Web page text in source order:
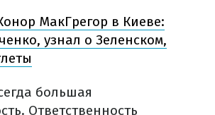
МакГрегор в Киеве:
узнал о Зеленском,
большая
Ответственность